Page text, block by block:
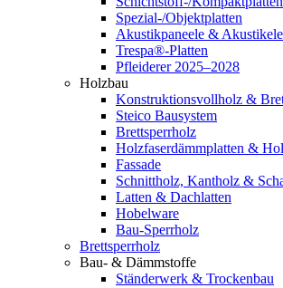
Spezial-/Objektplatten
Akustikpaneele &
Trespa®-Platten
Pfleiderer 2025–2028
Holzbau
Konstruktionsvollholz &
Steico Bausystem
Brettsperrholz
Holzfaserdämmplatten &
Fassade
Schnittholz, Kantholz &
Latten & Dachlatten
Hobelware
Bau-Sperrholz
Brettsperrholz
Bau- & Dämmstoffe
Ständerwerk & Trockenbau